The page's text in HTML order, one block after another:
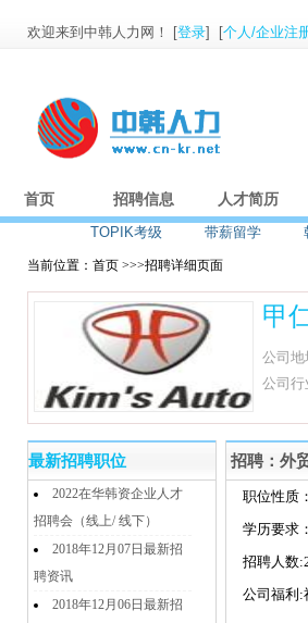
欢迎来到中韩人力网！ [登录] [个人/企业注
首页 招聘信息 人才简历
TOPIK考级 带薪留学
当前位置：首页 >>>招聘详细页面
甲
公司地
公司行
最新招聘职位
2022在华韩资企业人才
招聘会（线上/ 线下）
2018年12月07日最新招
聘资讯
2018年12月06日最新招
招聘：外
职位性质
学历要求
招聘人数
公司福利: